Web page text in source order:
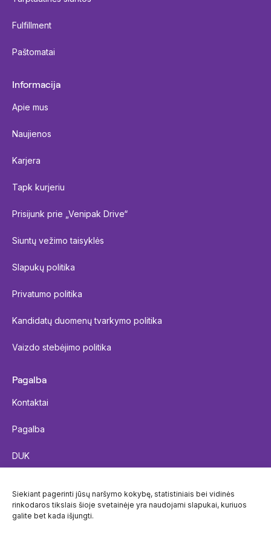
Siekiant pagerinti jūsų naršymo kokybę, statistiniais bei vidinės
rinkodaros tikslais šioje svetainėje yra naudojami slapukai, kuriuos
galite bet kada išjungti.
Fulfillment
Paštomatai
Informacija
Apie mus
Naujienos
Karjera
Tapk kurjeriu
Prisijunk prie „Venipak Drive“
Siuntų vežimo taisyklės
Slapukų politika
Privatumo politika
Kandidatų duomenų tvarkymo politika
Vaizdo stebėjimo politika
Pagalba
Kontaktai
Pagalba
DUK
Siuntos sekimas